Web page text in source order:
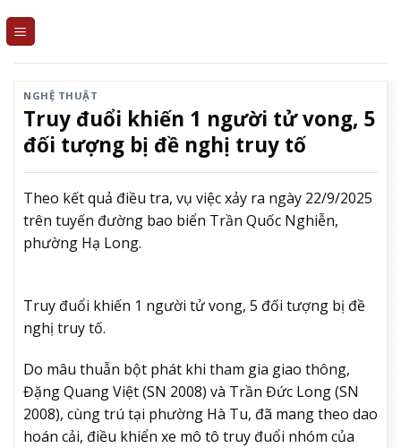
NGHỆ THUẬT
Truy đuổi khiến 1 người tử vong, 5
đối tượng bị đề nghị truy tố
Theo kết quả điều tra, vụ việc xảy ra ngày 22/9/2025
trên tuyến đường bao biển Trần Quốc Nghiễn,
phường Hạ Long.
Truy đuổi khiến 1 người tử vong, 5 đối tượng bị đề
nghị truy tố.
Do mâu thuẫn bột phát khi tham gia giao thông,
Đặng Quang Việt (SN 2008) và Trần Đức Long (SN
2008), cùng trú tại phường Hà Tu, đã mang theo dao
hoán cải, điều khiển xe mô tô truy đuổi nhóm của